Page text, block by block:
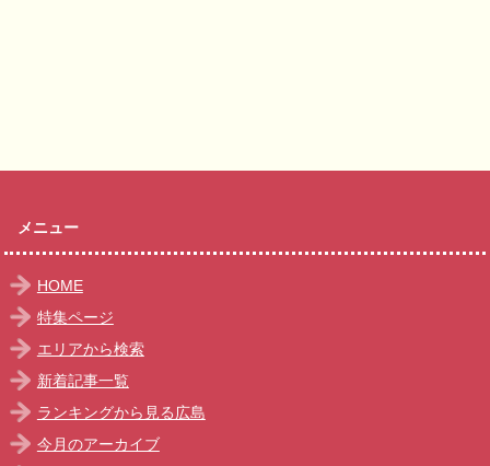
メニュー
HOME
特集ページ
エリアから検索
新着記事一覧
ランキングから見る広島
今月のアーカイブ